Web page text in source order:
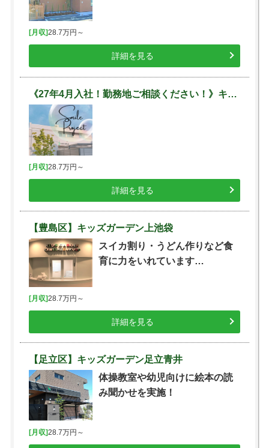
[月収]28.7万円～
詳細を見る
《27年4月入社！勤務地ご相談ください！》キッズガーデン各園
[月収]28.7万円～
詳細を見る
【豊島区】キッズガーデン上池袋
スイカ割り・うどん作りなど食
育に力をいれています…
[月収]28.7万円～
詳細を見る
【足立区】キッズガーデン足立青井
体操教室や幼児向けに絵本の読
み聞かせを実施！
[月収]28.7万円～